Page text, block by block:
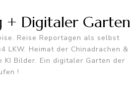
+ Digitaler Garten
Reise Reportagen als selbst
LKW. Heimat der Chinadrachen &
KI Bilder. Ein digitaler Garten der
!